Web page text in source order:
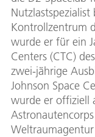
Kontrollzentrum
wurde er für ein
Centers (CTC)
zwei-jährige
Johnson Space
wurde er offiziell
Weltraumagentur